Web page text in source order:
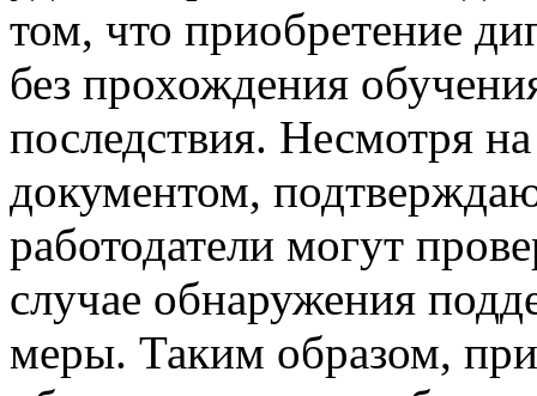
том, что приобретение
без прохождения
последствия. Несмотря
документом,
работодатели могут
случае обнаружения
меры. Таким образом,